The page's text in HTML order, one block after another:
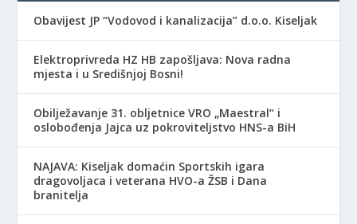
Obavijest JP “Vodovod i kanalizacija” d.o.o. Kiseljak
Elektroprivreda HZ HB zapošljava: Nova radna
mjesta i u Središnjoj Bosni!
Obilježavanje 31. obljetnice VRO „Maestral“ i
oslobođenja Jajca uz pokroviteljstvo HNS-a BiH
NAJAVA: Kiseljak domaćin Sportskih igara
dragovoljaca i veterana HVO-a ŽSB i Dana
branitelja